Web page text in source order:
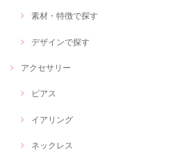
素材・特徴で探す
デザインで探す
アクセサリー
ピアス
イアリング
ネックレス